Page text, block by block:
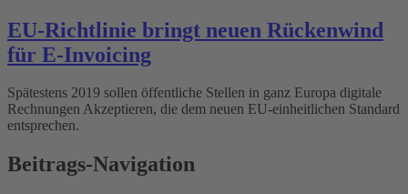
EU-Richtlinie bringt neuen Rückenwind
für E-Invoicing
Spätestens 2019 sollen öffentliche Stellen in ganz Europa digitale
Rechnungen Akzeptieren, die dem neuen EU-einheitlichen Standard
entsprechen.
Beitrags-Navigation